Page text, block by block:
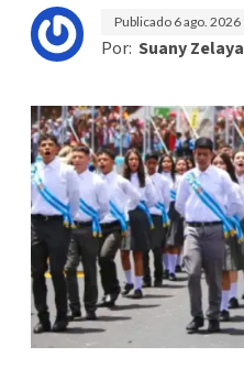
Publicado 6 ago. 2026
Por: Suany Zelaya